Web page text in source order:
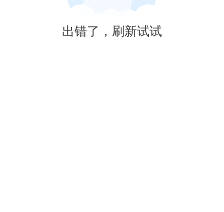
出错了，刷新试试